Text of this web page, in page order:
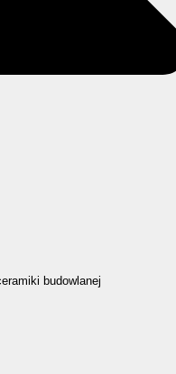
budowlanej